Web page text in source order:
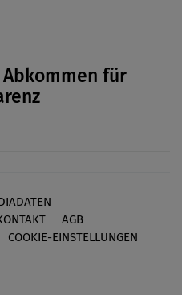
für
AGB
COOKIE-EINSTELLUNGEN